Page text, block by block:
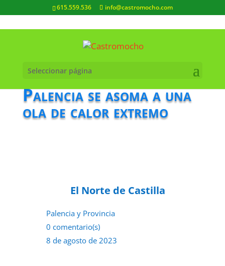
615.559.536 info@castromocho.com
Seleccionar página
Palencia se asoma a una
ola de calor extremo
El Norte de Castilla
Palencia y Provincia
0 comentario(s)
8 de agosto de 2023